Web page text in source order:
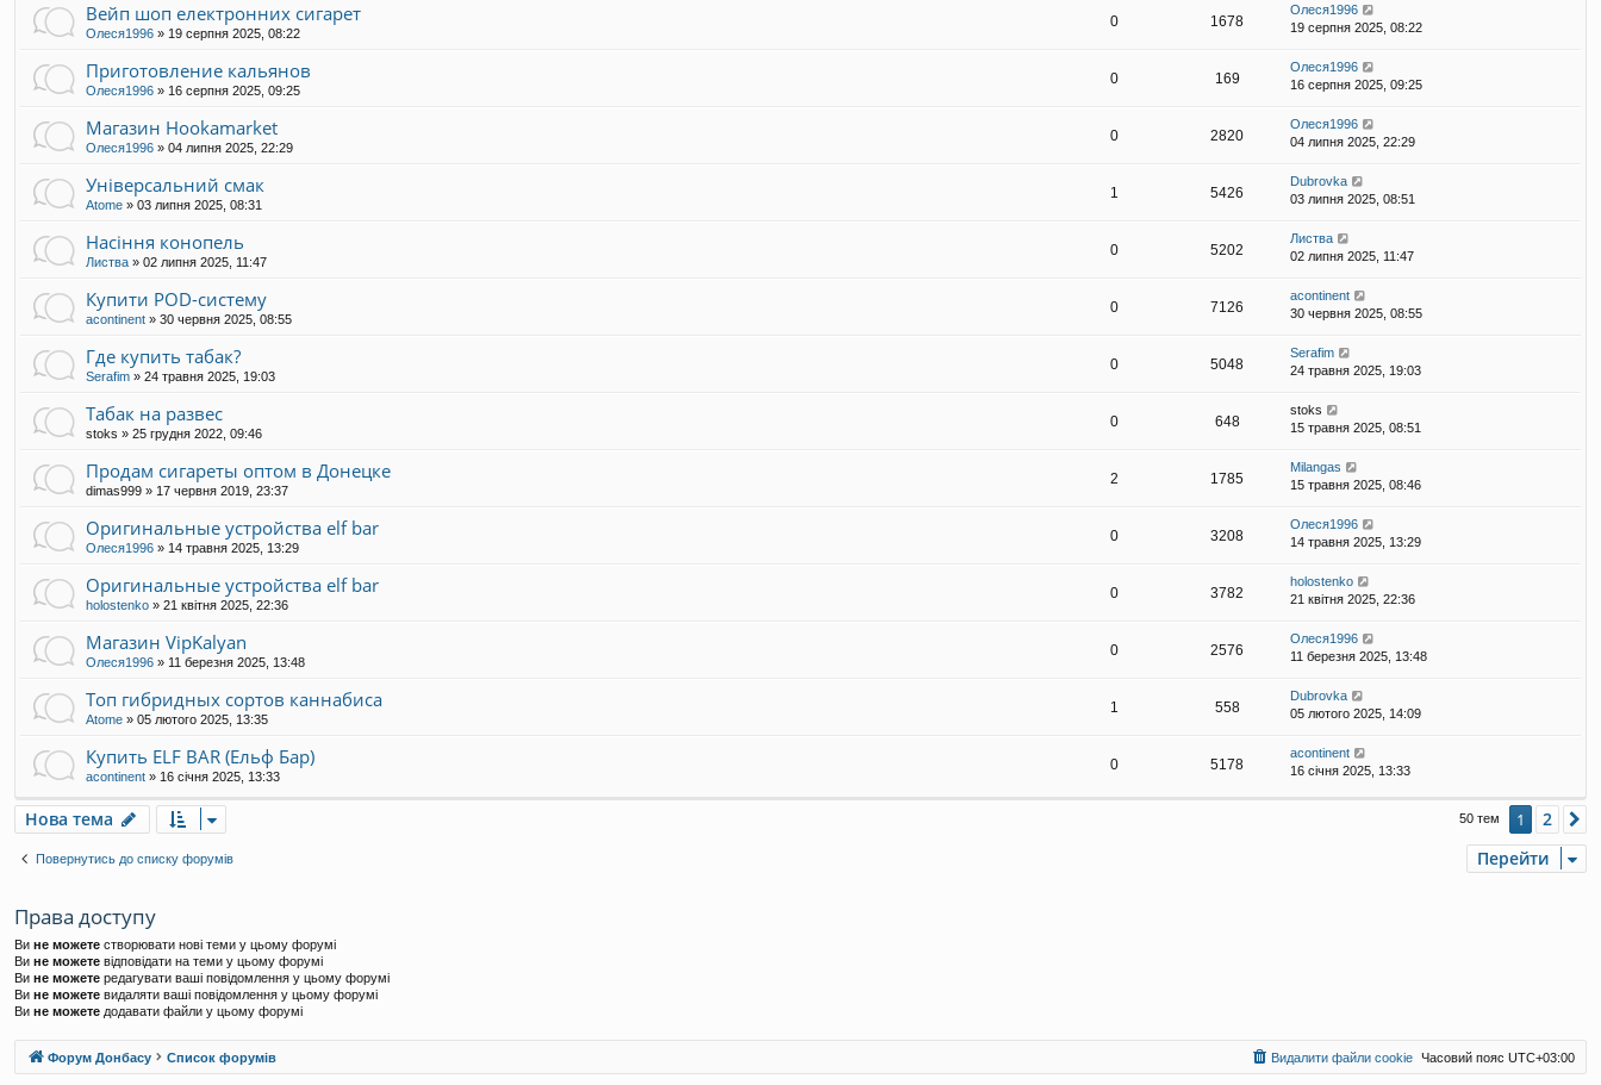
Вейп шоп електронних сигарет
Олеся1996 » 19 серпня 2025, 08:22
0 1678
Олеся1996
19 серпня 2025, 08:22
Приготовление кальянов
Олеся1996 » 16 серпня 2025, 09:25
0 169
Олеся1996
16 серпня 2025, 09:25
Магазин Hookamarket
Олеся1996 » 04 липня 2025, 22:29
0 2820
Олеся1996
04 липня 2025, 22:29
Універсальний смак
Atome » 03 липня 2025, 08:31
1 5426
Dubrovka
03 липня 2025, 08:51
Насіння конопель
Листва » 02 липня 2025, 11:47
0 5202
Листва
02 липня 2025, 11:47
Купити POD-систему
acontinent » 30 червня 2025, 08:55
0 7126
acontinent
30 червня 2025, 08:55
Где купить табак?
Serafim » 24 травня 2025, 19:03
0 5048
Serafim
24 травня 2025, 19:03
Табак на развес
stoks » 25 грудня 2022, 09:46
0 648
stoks
15 травня 2025, 08:51
Продам сигареты оптом в Донецке
dimas999 » 17 червня 2019, 23:37
2 1785
Milangas
15 травня 2025, 08:46
Оригинальные устройства elf bar
Олеся1996 » 14 травня 2025, 13:29
0 3208
Олеся1996
14 травня 2025, 13:29
Оригинальные устройства elf bar
holostenko » 21 квітня 2025, 22:36
0 3782
holostenko
21 квітня 2025, 22:36
Магазин VipKalyan
Олеся1996 » 11 березня 2025, 13:48
0 2576
Олеся1996
11 березня 2025, 13:48
Топ гибридных сортов каннабиса
Atome » 05 лютого 2025, 13:35
1 558
Dubrovka
05 лютого 2025, 14:09
Купить ELF BAR (Ельф Бар)
acontinent » 16 січня 2025, 13:33
0 5178
acontinent
16 січня 2025, 13:33
Нова тема 50 тем 1 2
Повернутись до списку форумів Перейти
Права доступу
Ви не можете створювати нові теми у цьому форумі
Ви не можете відповідати на теми у цьому форумі
Ви не можете редагувати ваші повідомлення у цьому форумі
Ви не можете видаляти ваші повідомлення у цьому форумі
Ви не можете додавати файли у цьому форумі
Форум Донбасу Список форумів Часовий пояс UTC+03:00
Видалити файли cookie